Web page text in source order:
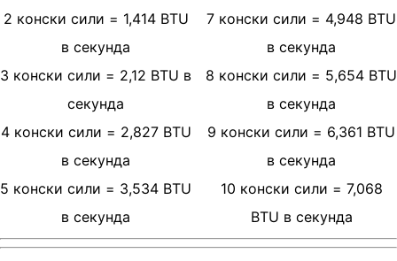
2 конски сили = 1,414 BTU
в секунда
3 конски сили = 2,12 BTU в
секунда
4 конски сили = 2,827 BTU
в секунда
5 конски сили = 3,534 BTU
в секунда
7 конски сили = 4,948 BTU
в секунда
8 конски сили = 5,654 BTU
в секунда
9 конски сили = 6,361 BTU
в секунда
10 конски сили = 7,068
BTU в секунда